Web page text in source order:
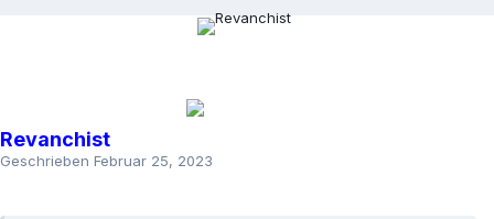
Revanchist
Geschrieben Februar 25, 2023